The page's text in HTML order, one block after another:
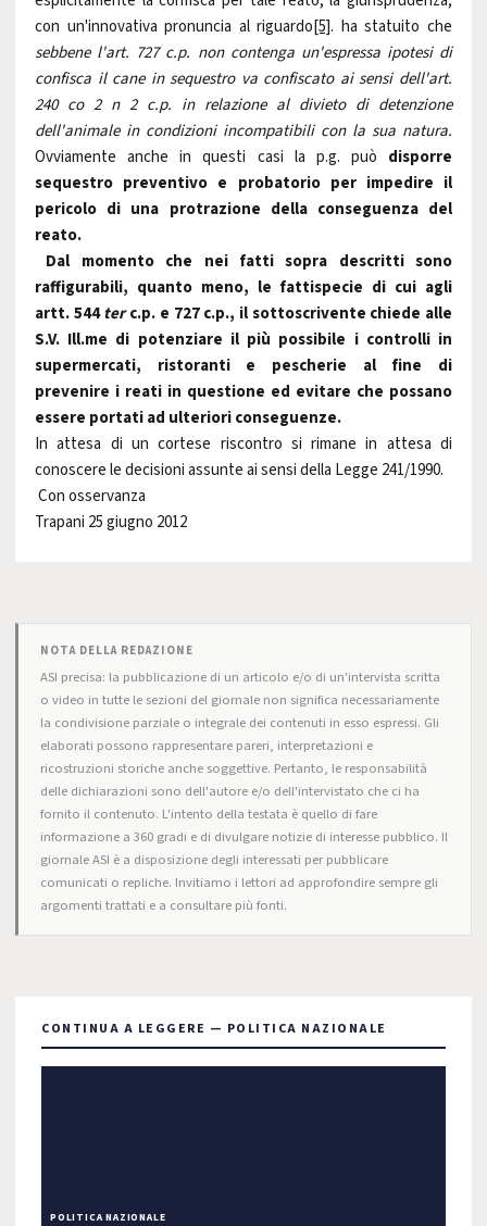
con un'innovativa pronuncia al riguardo[5]. ha statuito che
sebbene l'art. 727 c.p. non contenga un'espressa ipotesi di
confisca il cane in sequestro va confiscato ai sensi dell'art.
240 co 2 n 2 c.p. in relazione al divieto di detenzione
dell'animale in condizioni incompatibili con la sua natura.
Ovviamente anche in questi casi la p.g. può disporre
sequestro preventivo e probatorio per impedire il
pericolo di una protrazione della conseguenza del
reato.
Dal momento che nei fatti sopra descritti sono
raffigurabili, quanto meno, le fattispecie di cui agli
artt. 544terc.p. e 727 c.p., il sottoscrivente chiede alle
S.V. Ill.me di potenziare il più possibile i controlli in
supermercati, ristoranti e pescherie al fine di
prevenire i reati in questione ed evitare che possano
essere portati ad ulteriori conseguenze.
In attesa di un cortese riscontro si rimane in attesa di
conoscere le decisioni assunte ai sensi della Legge 241/1990.
Con osservanza
Trapani 25 giugno 2012
NOTA DELLA REDAZIONE
ASI precisa: la pubblicazione di un articolo e/o di un'intervista scritta
o video in tutte le sezioni del giornale non significa necessariamente
la condivisione parziale o integrale dei contenuti in esso espressi. Gli
elaborati possono rappresentare pareri, interpretazioni e
ricostruzioni storiche anche soggettive. Pertanto, le responsabilità
delle dichiarazioni sono dell'autore e/o dell'intervistato che ci ha
fornito il contenuto. L'intento della testata è quello di fare
informazione a 360 gradi e di divulgare notizie di interesse pubblico. Il
giornale ASI è a disposizione degli interessati per pubblicare
comunicati o repliche. Invitiamo i lettori ad approfondire sempre gli
argomenti trattati e a consultare più fonti.
CONTINUA A LEGGERE — POLITICA NAZIONALE
POLITICA NAZIONALE